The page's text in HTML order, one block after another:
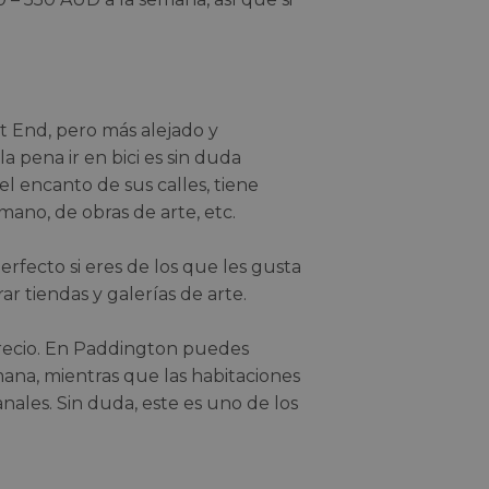
End, pero más alejado y
pena ir en bici es sin duda
encanto de sus calles, tiene
de obras de arte, etc.
si eres de los que les gusta
tiendas y galerías de arte.
En Paddington puedes
mientras que las habitaciones
Sin duda, este es uno de los